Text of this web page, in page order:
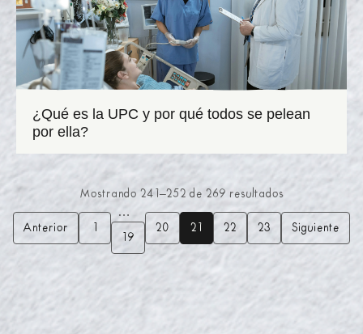
¿Qué es la UPC y por qué todos se pelean
por ella?
Mostrando 241–252 de 269 resultados
Anterior 1
…
19
20 21 22 23 Siguiente